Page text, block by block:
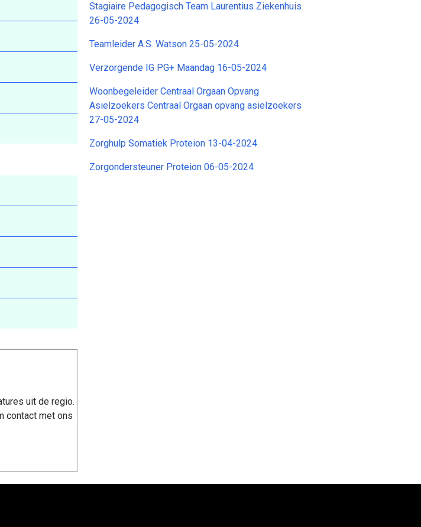
uit de regio.
contact met ons
Stagiaire Pedagogisch Team Laurentius Ziekenhuis
26-05-2024
Teamleider A.S. Watson 25-05-2024
Verzorgende IG PG+ Maandag 16-05-2024
Woonbegeleider Centraal Orgaan Opvang
Asielzoekers Centraal Orgaan opvang asielzoekers
27-05-2024
Zorghulp Somatiek Proteion 13-04-2024
Zorgondersteuner Proteion 06-05-2024